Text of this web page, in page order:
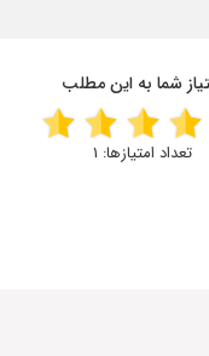
شما به این مطلب
تعداد امتیازها: 1